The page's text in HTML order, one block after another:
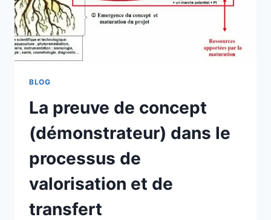
BLOG
La preuve de concept
(démonstrateur) dans le
processus de
valorisation et de
transfert